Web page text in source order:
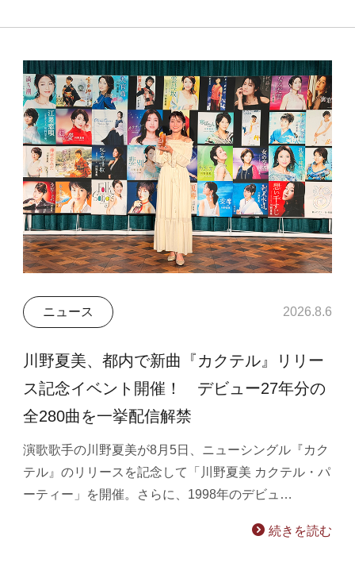
ニュース 2026.8.6
川野夏美、都内で新曲『カクテル』リリー
ス記念イベント開催！ デビュー27年分の
全280曲を一挙配信解禁
演歌歌手の川野夏美が8月5日、ニューシングル『カク
テル』のリリースを記念して「川野夏美 カクテル・パ
ーティー」を開催。さらに、1998年のデビュ…
続きを読む